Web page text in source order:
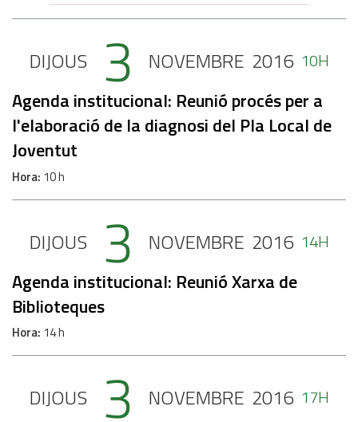
DIJOUS 3 NOVEMBRE 2016 10H
Agenda institucional: Reunió procés per a
l'elaboració de la diagnosi del Pla Local de
Joventut
Hora 10 h
DIJOUS 3 NOVEMBRE 2016 14H
Agenda institucional: Reunió Xarxa de
Biblioteques
Hora 14 h
DIJOUS 3 NOVEMBRE 2016 17H